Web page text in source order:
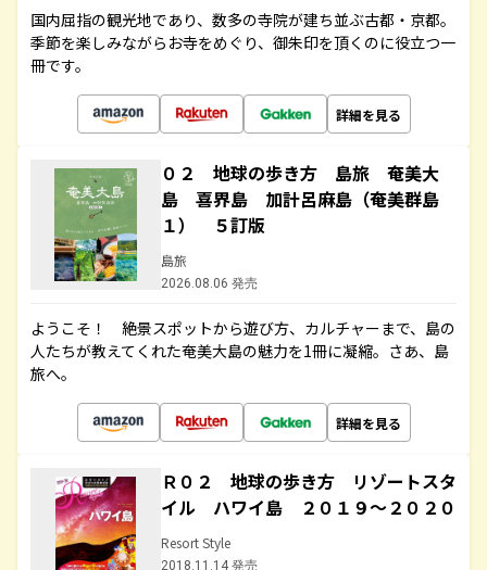
国内屈指の観光地であり、数多の寺院が建ち並ぶ古都・京都。
季節を楽しみながらお寺をめぐり、御朱印を頂くのに役立つ一
冊です。
詳細を見る
０２ 地球の歩き方 島旅 奄美大
島 喜界島 加計呂麻島（奄美群島
１） ５訂版
島旅
2026.08.06 発売
ようこそ！ 絶景スポットから遊び方、カルチャーまで、島の
人たちが教えてくれた奄美大島の魅力を1冊に凝縮。さあ、島
旅へ。
詳細を見る
Ｒ０２ 地球の歩き方 リゾートスタ
イル ハワイ島 ２０１９～２０２０
Resort Style
2018.11.14 発売